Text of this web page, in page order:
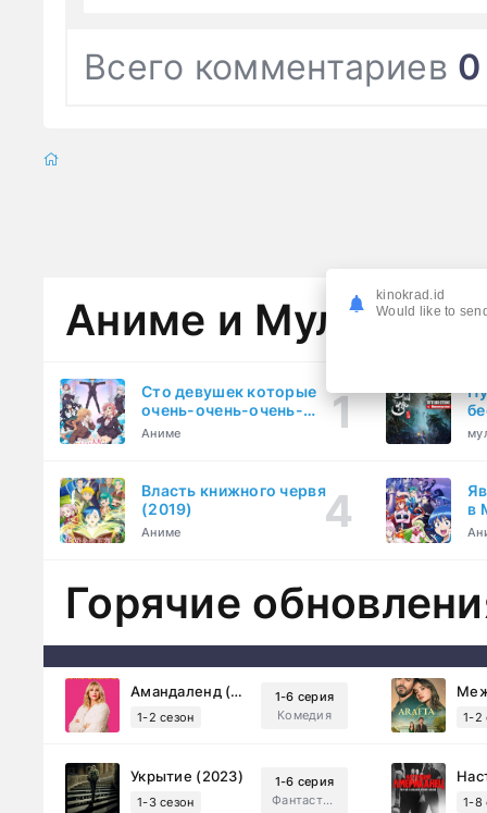
Всего комментариев 0
Аниме и
Сто девушек которые
очень-очень-очень-
очень-очень сильно тебя
Аниме
Власть книжного червя
(2019)
Аниме
в
Горячие
Амандаленд (2025)
1-2 сезон
1-6 серия
Комедия
1-2
Укрытие (2023)
1-3 сезон
1-6 серия
Фантастика, Триллер, Драма
1-8
kinokrad.id
Would like to